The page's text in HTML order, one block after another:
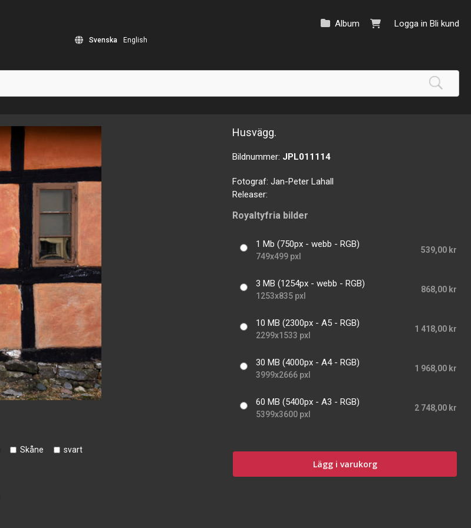
Logga in Bli kund
Album
Svenska English
Skåne
svart
Husvägg.
Bildnummer: JPL011114
Fotograf:Jan-Peter Lahall
Releaser:
Royaltyfria bilder
1 Mb (750px - webb - RGB)
749x499 pxl
539,00 kr
3 MB (1254px - webb - RGB)
1253x835 pxl
868,00 kr
10 MB (2300px - A5 - RGB)
2299x1533 pxl
1 418,00 kr
30 MB (4000px - A4 - RGB)
3999x2666 pxl
1 968,00 kr
60 MB (5400px - A3 - RGB)
5399x3600 pxl
2 748,00 kr
Lägg i varukorg